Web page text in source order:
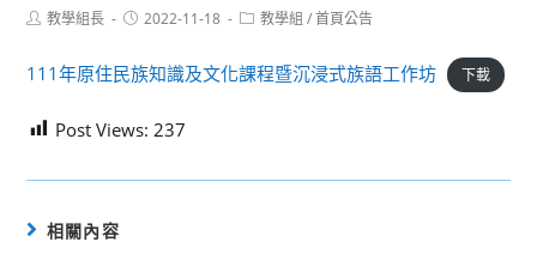
Post教學組長
Post2022-11-18
Post教學組 / 首頁公告
111年原住民族知識及文化課程暨沉浸式族語工作坊 下載
Post Views: 237
相關內容